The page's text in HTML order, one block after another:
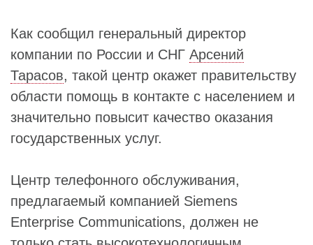
Как сообщил генеральный директор
компании по России и СНГ Арсений
Тарасов, такой центр окажет правительству
области помощь в контакте с населением и
значительно повысит качество оказания
государственных услуг.
Центр телефонного обслуживания,
предлагаемый компанией Siemens
Enterprise Communications, должен не